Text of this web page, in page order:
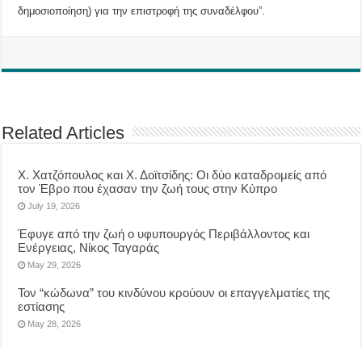
δημοσιοποίηση) για την επιστροφή της συναδέλφου”.
Related Articles
Χ. Χατζόπουλος και Χ. Δοϊτσίδης: Οι δύο καταδρομείς από
τον Έβρο που έχασαν την ζωή τους στην Κύπρο
July 19, 2026
Έφυγε από την ζωή ο υφυπουργός Περιβάλλοντος και
Ενέργειας, Νίκος Ταγαράς
May 29, 2026
Τον “κώδωνα” του κινδύνου κρούουν οι επαγγελματίες της
εστίασης
May 28, 2026